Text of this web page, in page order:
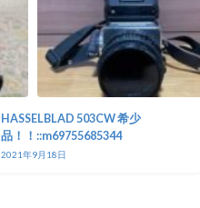
HASSELBLAD 503CW 希少
品！！::m69755685344
2021年9月18日